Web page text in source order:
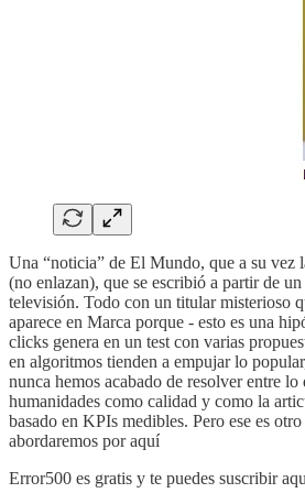
Una “noticia” de El Mundo, que a su vez
(no enlazan), que se escribió a partir de
televisión. Todo con un titular misterioso
aparece en Marca porque - esto es una
clicks genera en un test con varias
en algoritmos tienden a empujar lo
nunca hemos acabado de resolver entre lo
humanidades como calidad y como la
basado en KPIs medibles. Pero ese es
abordaremos por aquí
Error500 es gratis y te puedes suscribir